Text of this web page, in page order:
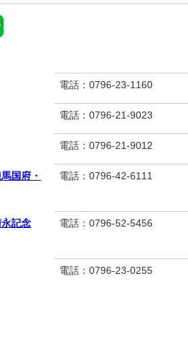
電話：0796-23-1160
電話：0796-21-9023
電話：0796-21-9012
国府・
電話：0796-42-6111
記念
電話：0796-52-5456
電話：0796-23-0255